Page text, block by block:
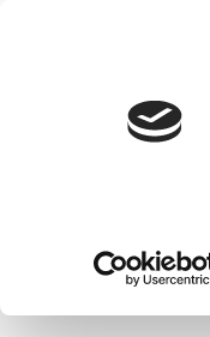
bestellen und ausdrucken